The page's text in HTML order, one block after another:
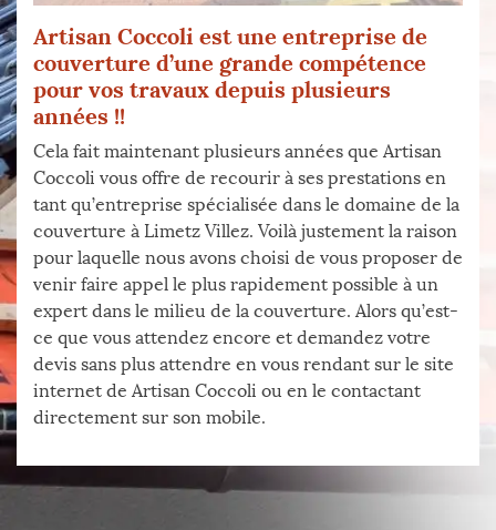
Artisan Coccoli est une entreprise de
couverture d’une grande compétence
pour vos travaux depuis plusieurs
années !!
Cela fait maintenant plusieurs années que Artisan
Coccoli vous offre de recourir à ses prestations en
tant qu’entreprise spécialisée dans le domaine de la
couverture à Limetz Villez. Voilà justement la raison
pour laquelle nous avons choisi de vous proposer de
venir faire appel le plus rapidement possible à un
expert dans le milieu de la couverture. Alors qu’est-
ce que vous attendez encore et demandez votre
devis sans plus attendre en vous rendant sur le site
internet de Artisan Coccoli ou en le contactant
directement sur son mobile.